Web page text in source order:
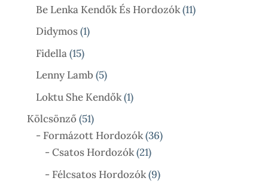
Termék
Be Lenka Kendők És Hordozók 1111
Didymos 11
Fidella 1515
Termék
Lenny Lamb 55
Termék
Loktu She Kendők 11
Kölcsönző 5151
Termék
- Formázott Hordozók 3636
- Csatos Hordozók 2121
Termék
- Félcsatos Hordozók 99